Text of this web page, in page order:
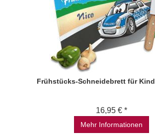
Frühstücks-Schneidebrett für
16,95 € *
Mehr Informationen